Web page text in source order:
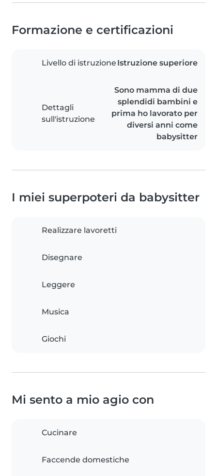
Formazione e certificazioni
Livello di istruzione Istruzione superiore
Dettagli
sull'istruzione
Sono mamma di due
splendidi bambini e
prima ho lavorato per
diversi anni come
babysitter
I miei superpoteri da babysitter
Realizzare lavoretti
Disegnare
Leggere
Musica
Giochi
Mi sento a mio agio con
Cucinare
Faccende domestiche